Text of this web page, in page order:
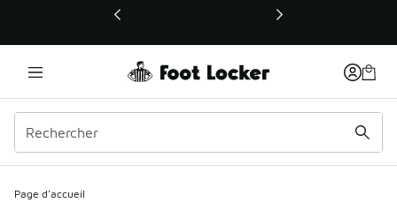
Ce lien ouvrira une nouvelle fenêtre
Page d'accueil